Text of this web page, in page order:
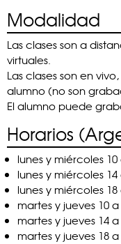
Modalidad
Las clases son a
virtuales.
Las clases son en
alumno (no son
El alumno puede
Horarios
lunes y miércoles 10
lunes y miércoles 14
lunes y miércoles 18
martes y jueves 10 a
martes y jueves 14 a
martes y jueves 18 a